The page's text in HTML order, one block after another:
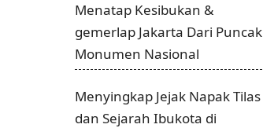
Menatap Kesibukan &
gemerlap Jakarta Dari Puncak
Monumen Nasional
Menyingkap Jejak Napak Tilas
dan Sejarah Ibukota di